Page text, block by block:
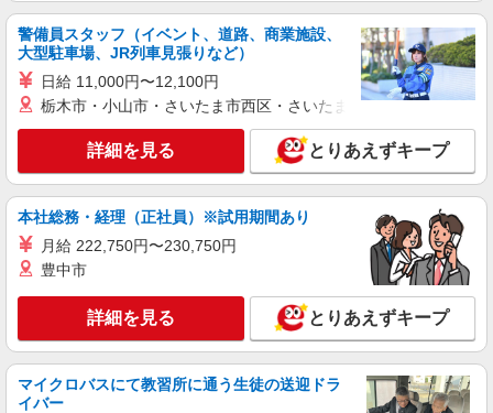
警備員スタッフ（イベント、道路、商業施設、
大型駐車場、JR列車見張りなど）
日給 11,000円〜12,100円
栃木市・小山市・さいたま市西区・さいたま市岩槻区・久喜市・
詳細を見る とりあえずキープ
本社総務・経理（正社員）※試用期間あり
月給 222,750円〜230,750円
豊中市
詳細を見る とりあえずキープ
マイクロバスにて教習所に通う生徒の送迎ドラ
イバー